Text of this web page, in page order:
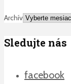
Archív
Sledujte nás
facebook